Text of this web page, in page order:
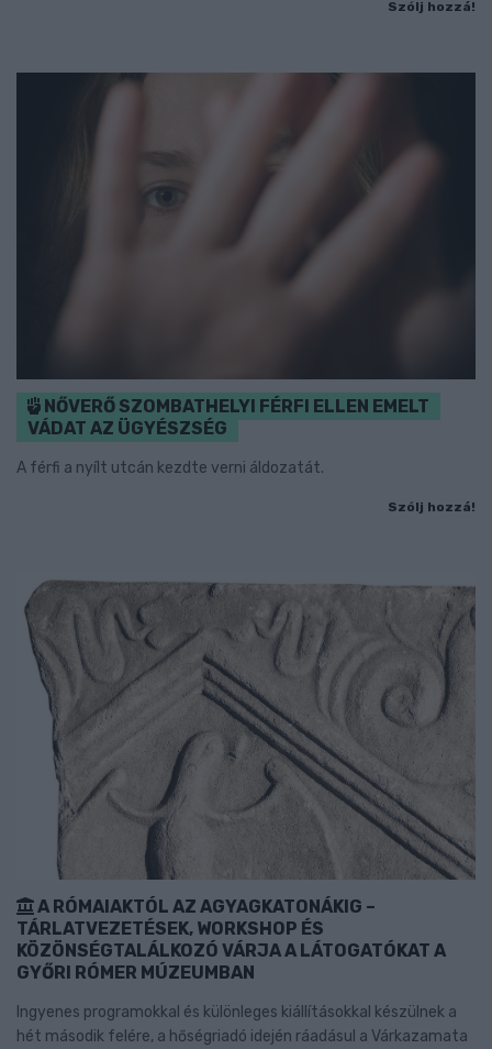
Szólj hozzá!
NŐVERŐ SZOMBATHELYI FÉRFI ELLEN EMELT
VÁDAT AZ ÜGYÉSZSÉG
A férfi a nyílt utcán kezdte verni áldozatát.
Szólj hozzá!
A RÓMAIAKTÓL AZ AGYAGKATONÁKIG –
TÁRLATVEZETÉSEK, WORKSHOP ÉS
KÖZÖNSÉGTALÁLKOZÓ VÁRJA A LÁTOGATÓKAT A
GYŐRI RÓMER MÚZEUMBAN
Ingyenes programokkal és különleges kiállításokkal készülnek a
hét második felére, a hőségriadó idején ráadásul a Várkazamata